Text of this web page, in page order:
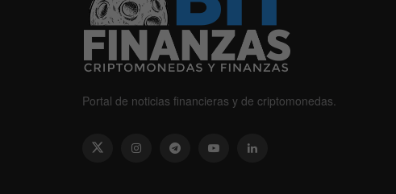
Portal de noticias financieras y de criptomonedas.